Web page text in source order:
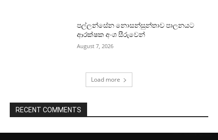
පල්ලන්සේන නොසන්සුන්තාව පාලනයට
ආරක්ෂක අංශ සීරුවෙන්
August 7, 2026
Load more
RECENT COMMENTS